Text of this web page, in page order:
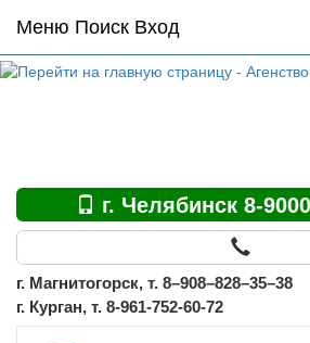
Основное
меню
по
Меню Поиск Вход
г. Челябинск 8-
г. Магнитогорск, т. 8–908–828–35–38
г. Курган, т. 8-961-752-60-72